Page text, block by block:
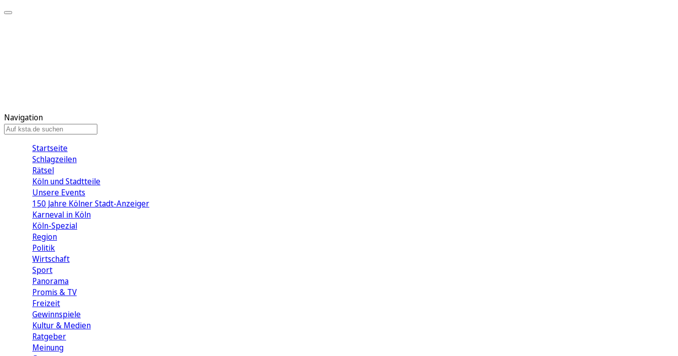
Navigation
Startseite
Schlagzeilen
Rätsel
Köln und Stadtteile
Unsere Events
150 Jahre Kölner Stadt-Anzeiger
Karneval in Köln
Köln-Spezial
Region
Politik
Wirtschaft
Sport
Panorama
Promis & TV
Freizeit
Gewinnspiele
Kultur & Medien
Ratgeber
Meinung